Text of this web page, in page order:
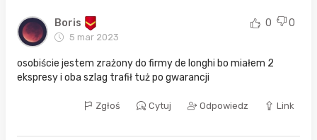
Boris
5 mar 2023
0 0
osobiście jestem zrażony do firmy de longhi bo miałem 2
ekspresy i oba szlag trafił tuż po gwarancji
Zgłoś Cytuj Odpowiedz Link